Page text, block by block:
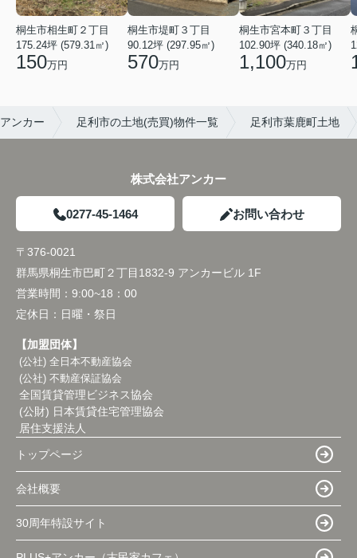
桐生市相生町２丁目
175.24坪 (579.31㎡)
150万円
桐生市堤町３丁目
90.12坪 (297.95㎡)
570万円
桐生市宮本町３丁目
102.90坪 (340.18㎡)
1,100万円
ンカー 足利市の土地(売買)物件一覧 足利市葉鹿町土地
株式会社アンカー
0277-45-1464 お問い合わせ
〒376-0021
群馬県桐生市巴町２丁目1832-9 アンカービル 1F
営業時間： 9:00~18：00
定休日： 日曜・祭日
【加盟団体】
(公社) 全日本不動産協会
(公社) 不動産保証協会
全国賃貸管理ビジネス協会
(公財) 日本賃貸住宅管理協会
居住支援法人
トップページ
会社概要
30周年特設サイト